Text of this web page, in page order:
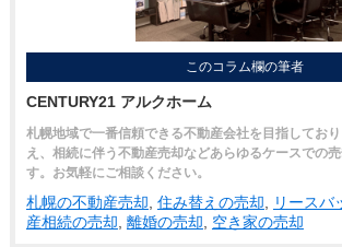
このコラム欄の筆者
CENTURY21 アルクホーム
札幌地域で一番信頼できる不動産会社を目指してお
え、相続に伴う不動産売却などあらゆるケースでの
す。お気軽にご相談ください。
札幌の不動産売却 住み替えの売却 リースバ
産相続の売却 離婚の売却 空き家の売却